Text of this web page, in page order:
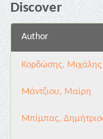
Discover
Author
Κορδώσης, Μιχάλης
Μάντζιου, Μαίρη
Μπίμπας,